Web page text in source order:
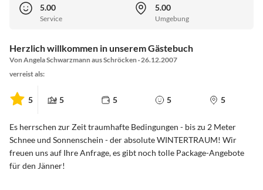
5.00
Service
5.00
Umgebung
Herzlich willkommen in unserem Gästebuch
Von Angela Schwarzmann aus Schröcken · 26.12.2007
verreist als:
5 5 5 5 5
Es herrschen zur Zeit traumhafte Bedingungen - bis zu 2 Meter
Schnee und Sonnenschein - der absolute WINTERTRAUM! Wir
freuen uns auf Ihre Anfrage, es gibt noch tolle Package-Angebote
für den Jänner!